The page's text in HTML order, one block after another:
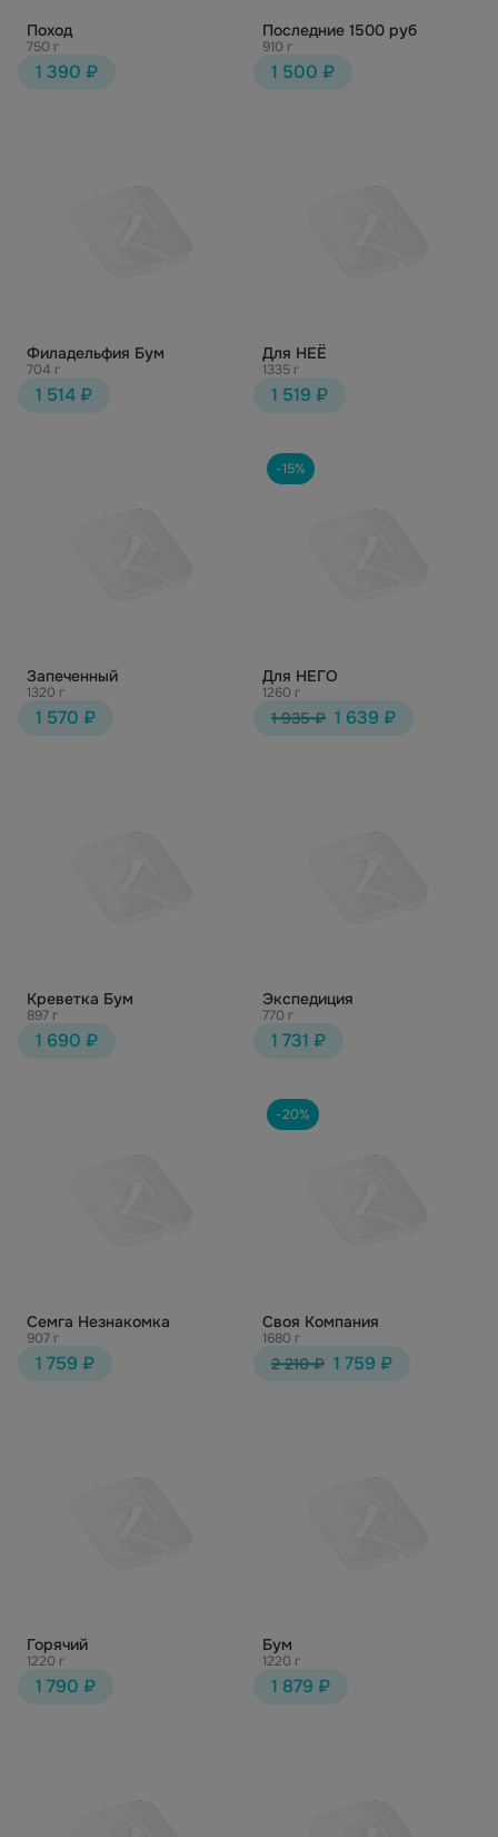
Поход
750 г
1 390 ₽
Последние 1500 руб
910 г
1 500 ₽
Филадельфия Бум
704 г
1 514 ₽
Для НЕЁ
1335 г
1 519 ₽
Запеченный
1320 г
1 570 ₽
-15%
Для НЕГО
1260 г
1 935 ₽ 1 639 ₽
Креветка Бум
897 г
1 690 ₽
Экспедиция
770 г
1 731 ₽
Семга Незнакомка
907 г
1 759 ₽
-20%
Своя Компания
1680 г
2 210 ₽ 1 759 ₽
Горячий
1220 г
1 790 ₽
Бум
1220 г
1 879 ₽